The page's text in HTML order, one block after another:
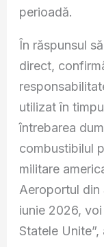
perioadă.
În răspunsul
direct,
utilizat în
întrebarea
combustibilul
militare
Aeroportul din
iunie 2026,
Statele Unite”,